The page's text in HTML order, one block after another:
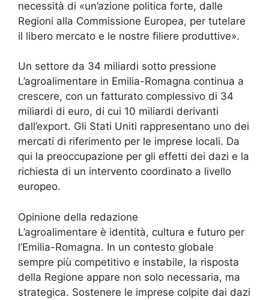
necessità di «un’azione politica forte, dalle
Regioni alla Commissione Europea, per tutelare
il libero mercato e le nostre filiere produttive».
Un settore da 34 miliardi sotto pressione
L’agroalimentare in Emilia-Romagna continua a
crescere, con un fatturato complessivo di 34
miliardi di euro, di cui 10 miliardi derivanti
dall’export. Gli Stati Uniti rappresentano uno dei
mercati di riferimento per le imprese locali. Da
qui la preoccupazione per gli effetti dei dazi e la
richiesta di un intervento coordinato a livello
europeo.
Opinione della redazione
L’agroalimentare è identità, cultura e futuro per
l’Emilia-Romagna. In un contesto globale
sempre più competitivo e instabile, la risposta
della Regione appare non solo necessaria, ma
strategica. Sostenere le imprese colpite dai dazi